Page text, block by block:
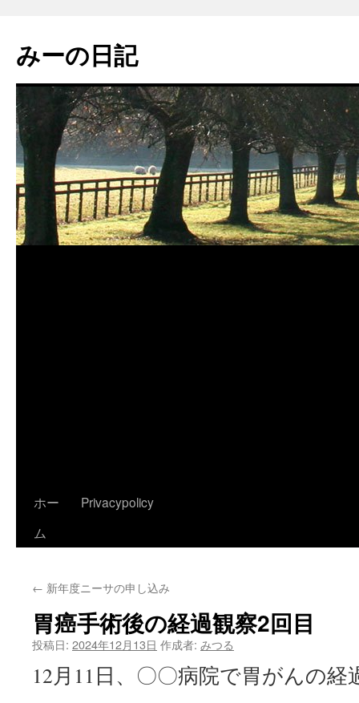
みーの日記
ッホー
ム
Privacypolicy
← 新年度ニーサの申し込み
胃癌手術後の経過観察2回目
投稿日: 2024年12月13日 作成者: みつる
12月11日、〇〇病院で胃がんの経